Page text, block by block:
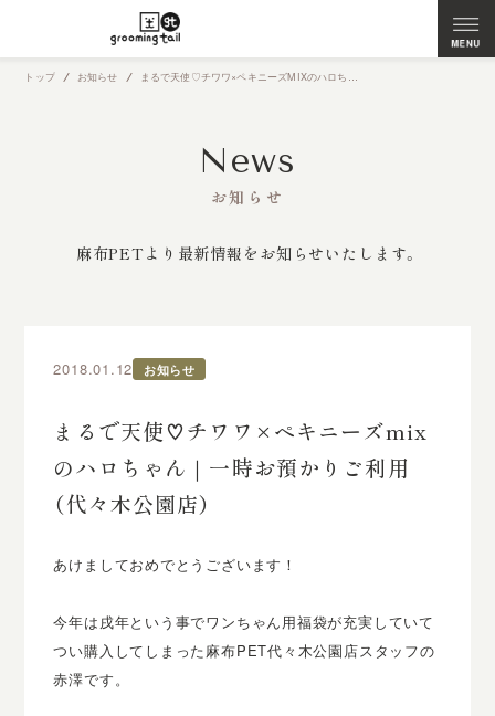
トップ お知らせ まるで天使♡チワワ×ペキニーズMIXのハロちゃん｜一時お預かりご利用（代々木公園店）
News
お知らせ
麻布PETより最新情報をお知らせいたします。
2018.01.12 お知らせ
まるで天使♡チワワ×ペキニーズmix
のハロちゃん｜一時お預かりご利用
（代々木公園店）
あけましておめでとうございます！
今年は戌年という事でワンちゃん用福袋が充実していて
つい購入してしまった麻布PET代々木公園店スタッフの
赤澤です。